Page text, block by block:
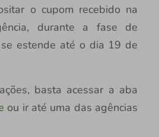
o cupom recebido na
durante a fase de
estende até o dia 19 de
basta acessar a aba
ou ir até uma das agências